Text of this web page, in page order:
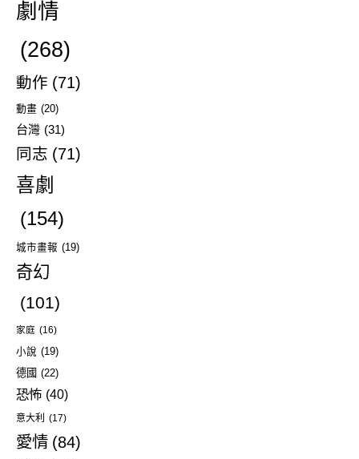
劇情
(268)
動作 (71)
動畫 (20)
台灣 (31)
同志 (71)
喜劇
(154)
城市畫報 (19)
奇幻
(101)
家庭 (16)
小說 (19)
德國 (22)
恐怖 (40)
意大利 (17)
愛情 (84)